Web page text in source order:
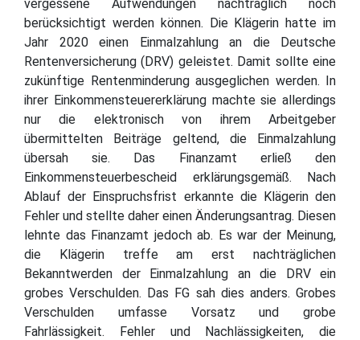
vergessene Aufwendungen nachträglich noch
berücksichtigt werden können. Die Klägerin hatte im
Jahr 2020 einen Einmalzahlung an die Deutsche
Rentenversicherung (DRV) geleistet. Damit sollte eine
zukünftige Rentenminderung ausgeglichen werden. In
ihrer Einkommensteuererklärung machte sie allerdings
nur die elektronisch von ihrem Arbeitgeber
übermittelten Beiträge geltend, die Einmalzahlung
übersah sie. Das Finanzamt erließ den
Einkommensteuerbescheid erklärungsgemäß. Nach
Ablauf der Einspruchsfrist erkannte die Klägerin den
Fehler und stellte daher einen Änderungsantrag. Diesen
lehnte das Finanzamt jedoch ab. Es war der Meinung,
die Klägerin treffe am erst nachträglichen
Bekanntwerden der Einmalzahlung an die DRV ein
grobes Verschulden. Das FG sah dies anders. Grobes
Verschulden umfasse Vorsatz und grobe
Fahrlässigkeit. Fehler und Nachlässigkeiten, die